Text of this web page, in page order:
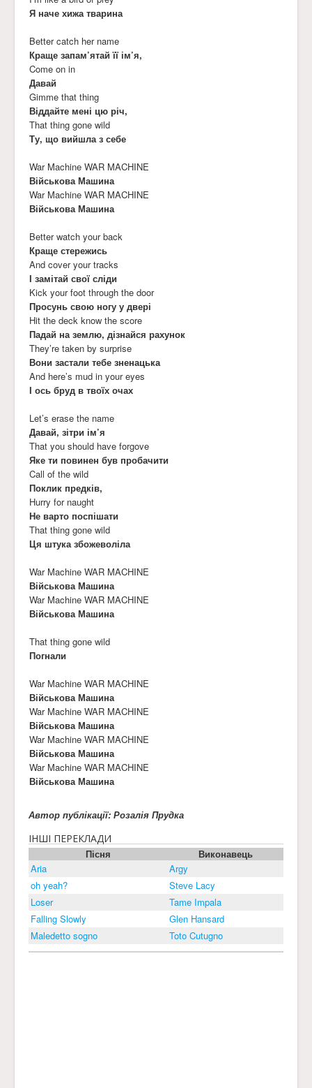
Я наче хижа тварина
Better catch her name
Краще запам’ятай її ім’я,
Come on in
Давай
Gimme that thing
Віддайте мені цю річ,
That thing gone wild
Ту, що вийшла з себе
War Machine WAR MACHINE
Військова Машина
War Machine WAR MACHINE
Військова Машина
Better watch your back
Краще стережись
And cover your tracks
І замітай свої сліди
Kick your foot through the door
Просунь свою ногу у двері
Hit the deck know the score
Падай на землю, дізнайся рахунок
They’re taken by surprise
Вони застали тебе зненацька
And here’s mud in your eyes
І ось бруд в твоїх очах
Let’s erase the name
Давай, зітри ім’я
That you should have forgove
Яке ти повинен був пробачити
Call of the wild
Поклик предків,
Hurry for naught
Не варто поспішати
That thing gone wild
Ця штука збожеволіла
War Machine WAR MACHINE
Військова Машина
War Machine WAR MACHINE
Військова Машина
That thing gone wild
Погнали
War Machine WAR MACHINE
Військова Машина
War Machine WAR MACHINE
Військова Машина
War Machine WAR MACHINE
Військова Машина
War Machine WAR MACHINE
Військова Машина
Автор публікації: Розалія Прудка
ІНШІ ПЕРЕКЛАДИ
Пісня
Виконавець
Aria
Argy
oh yeah?
Steve Lacy
Loser
Tame Impala
Falling Slowly
Glen Hansard
Maledetto sogno
Toto Cutugno